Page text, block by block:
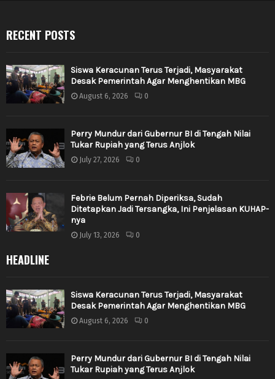
RECENT POSTS
Siswa Keracunan Terus Terjadi, Masyarakat
Desak Pemerintah Agar Menghentikan MBG
August 6, 2026 0
Perry Mundur dari Gubernur BI di Tengah Nilai
Tukar Rupiah yang Terus Anjlok
July 27, 2026 0
Febrie Belum Pernah Diperiksa, Sudah
Ditetapkan Jadi Tersangka, Ini Penjelasan KUHAP-
nya
July 13, 2026 0
HEADLINE
Siswa Keracunan Terus Terjadi, Masyarakat
Desak Pemerintah Agar Menghentikan MBG
August 6, 2026 0
Perry Mundur dari Gubernur BI di Tengah Nilai
Tukar Rupiah yang Terus Anjlok